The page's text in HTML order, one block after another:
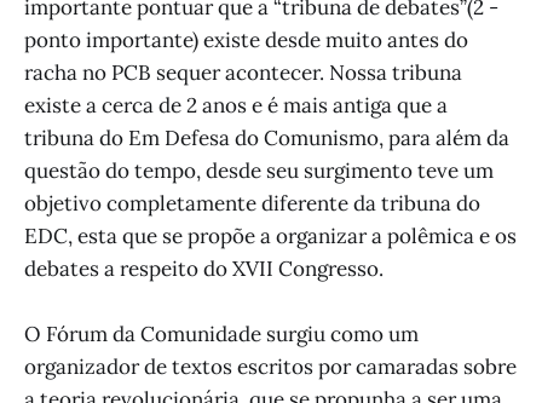
importante pontuar que a “tribuna de debates”(2 -
ponto importante) existe desde muito antes do
racha no PCB sequer acontecer. Nossa tribuna
existe a cerca de 2 anos e é mais antiga que a
tribuna do Em Defesa do Comunismo, para além da
questão do tempo, desde seu surgimento teve um
objetivo completamente diferente da tribuna do
EDC, esta que se propõe a organizar a polêmica e os
debates a respeito do XVII Congresso.
O Fórum da Comunidade surgiu como um
organizador de textos escritos por camaradas sobre